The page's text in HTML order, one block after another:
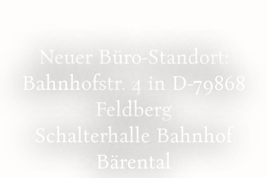
Neuer Büro-Standort:
Bahnhofstr. 4 in D-79868
Feldberg
Schalterhalle Bahnhof
Bärental